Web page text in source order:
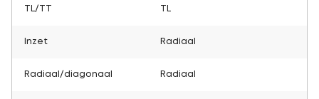
TL/TT
Inzet Radiaal
Radiaal/diagonaal Radiaal